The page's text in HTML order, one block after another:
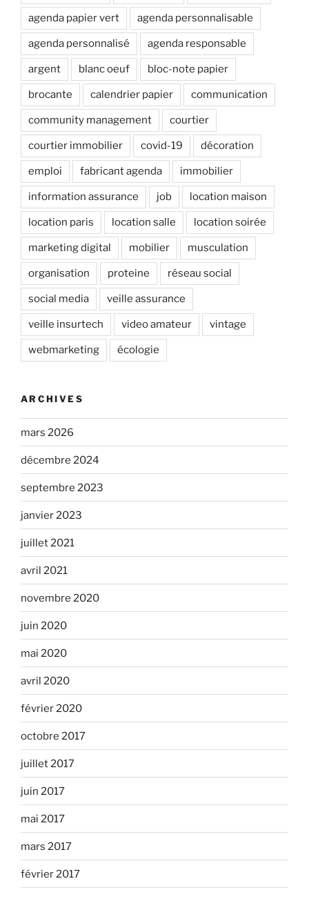
agenda papier vert agenda personnalisable
agenda personnalisé agenda responsable
argent blanc oeuf bloc-note papier
brocante calendrier papier communication
community management courtier
courtier immobilier covid-19 décoration
emploi fabricant agenda immobilier
information assurance job location maison
location paris location salle location soirée
marketing digital mobilier musculation
organisation proteine réseau social
social media veille assurance
veille insurtech video amateur vintage
webmarketing écologie
ARCHIVES
mars 2026
décembre 2024
septembre 2023
janvier 2023
juillet 2021
avril 2021
novembre 2020
juin 2020
mai 2020
avril 2020
février 2020
octobre 2017
juillet 2017
juin 2017
mai 2017
mars 2017
février 2017